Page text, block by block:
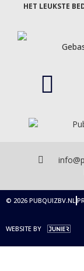
HET LEUKSTE
© 2026 PUBQUIZBV.NL
WEBSITE BY